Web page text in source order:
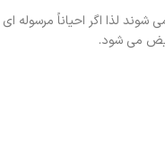
لذا اگر احیاناً مرسوله ای
می شود.